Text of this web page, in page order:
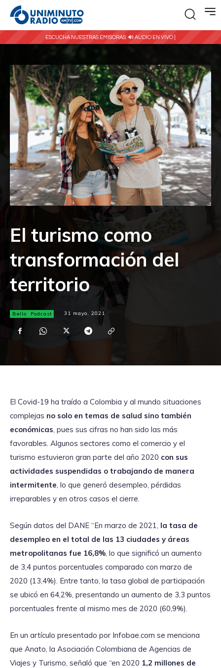
ESCUCHA NUESTRAS EMISORAS: 🔊 AUDIO EN VIVO |
El turismo como
transformación del
territorio
Bello Podcast 31 mayo, 2021
El Covid-19 ha traído a Colombia y al mundo situaciones
complejas no solo en temas de salud sino también
económicas , pues sus cifras no han sido las más
favorables. Algunos sectores como el comercio y el
turismo estuvieron gran parte del año 2020 con sus
actividades suspendidas o trabajando de manera
intermitente , lo que generó desempleo, pérdidas
irreparables y en otros casos el cierre.
Según datos del DANE “En marzo de 2021, la tasa de
desempleo en el total de las 13 ciudades y áreas
metropolitanas fue 16,8% , lo que significó un aumento
de 3,4 puntos porcentuales comparado con marzo de
2020 (13,4%). Entre tanto, la tasa global de participación
se ubicó en 64,2%, presentando un aumento de 3,3 puntos
porcentuales frente al mismo mes de 2020 (60,9%).
En un artículo presentado por Infobae.com se menciona
que Anato, la Asociación Colombiana de Agencias de
Viajes y Turismo, señaló que “en 2020 1,2 millones de